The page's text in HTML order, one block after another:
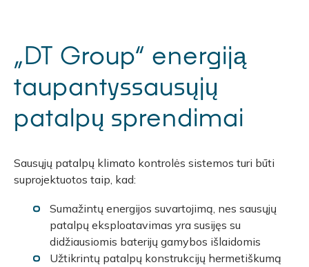
„DT Group“ energiją
taupantyssausųjų
patalpų sprendimai
Sausųjų patalpų klimato kontrolės sistemos turi būti
suprojektuotos taip, kad:
Sumažintų energijos suvartojimą, nes sausųjų
patalpų eksploatavimas yra susijęs su
didžiausiomis baterijų gamybos išlaidomis
Užtikrintų patalpų konstrukcijų hermetiškumą